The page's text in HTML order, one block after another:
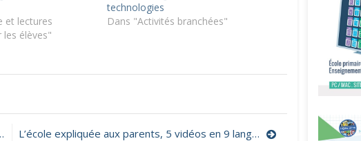
et lectures
les élèves"
technologies
Dans "Activités branchées"
L’école expliquée aux parents, 5 vidéos en 9 langues